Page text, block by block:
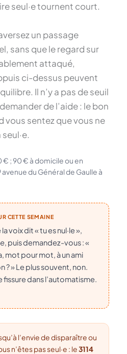
seul·e tournent court.
un passage
sans que le regard sur
attaqué,
ci-dessus peuvent
Il n’y a pas de seuil
de l’aide : le bon
vous sentez que vous ne
€ ; 90 € à domicile ou en
du Général de Gaulle à
CETTE SEMAINE
voix dit « tu es nul·le »,
, puis demandez-vous : «
mot pour mot, à un ami
? » Le plus souvent, non.
dans l’automatisme.
l’envie de disparaître ou
n’êtes pas seul·e : le3114